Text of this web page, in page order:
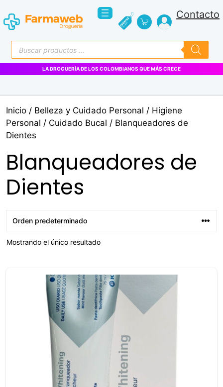
al
contenido
Contacto
Búsqueda
de
productos
LA DROGUERÍA DE LOS COLOMBIANOS QUE MÁS CRECE
Inicio / Belleza y Cuidado Personal / Higiene
Personal / Cuidado Bucal / Blanqueadores de
Dientes
Blanqueadores de
Dientes
Mostrando el único resultado